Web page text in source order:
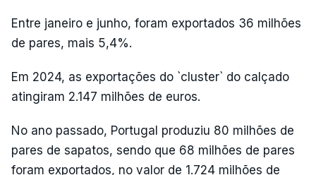
Entre janeiro e junho, foram exportados 36 milhões
de pares, mais 5,4%.
Em 2024, as exportações do `cluster` do calçado
atingiram 2.147 milhões de euros.
No ano passado, Portugal produziu 80 milhões de
pares de sapatos, sendo que 68 milhões de pares
foram exportados, no valor de 1.724 milhões de